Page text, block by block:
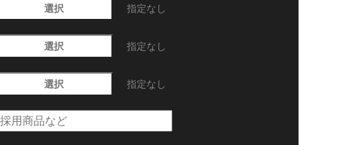
選択 指定なし
選択 指定なし
選択 指定なし